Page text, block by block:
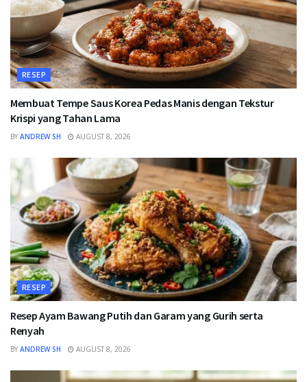
RESEP
Membuat Tempe Saus Korea Pedas Manis dengan Tekstur
Krispi yang Tahan Lama
BY ANDREW SH AUGUST 8, 2026
RESEP
Resep Ayam Bawang Putih dan Garam yang Gurih serta
Renyah
BY ANDREW SH AUGUST 8, 2026